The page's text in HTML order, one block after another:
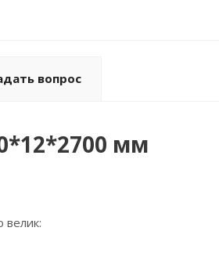
вопрос
мм
велик: